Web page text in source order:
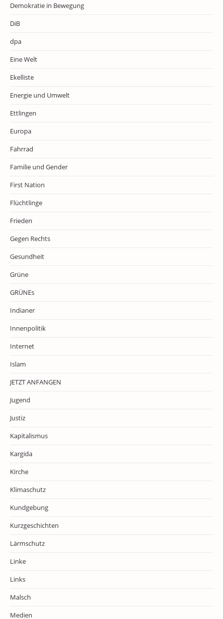
Demokratie in Bewegung
DiB
dpa
Eine Welt
Ekelliste
Energie und Umwelt
Ettlingen
Europa
Fahrrad
Familie und Gender
First Nation
Flüchtlinge
Frieden
Gegen Rechts
Gesundheit
Grüne
GRÜNEs
Indianer
Innenpolitik
Internet
Islam
JETZT ANFANGEN
Jugend
Justiz
Kapitalismus
Kargida
Kirche
Klimaschutz
Kundgebung
Kurzgeschichten
Lärmschutz
Linke
Links
Malsch
Medien